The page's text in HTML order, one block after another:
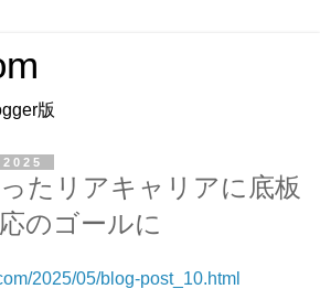
版
たリアキャリアに底板
のゴールに
2025/05/blog-post_10.html